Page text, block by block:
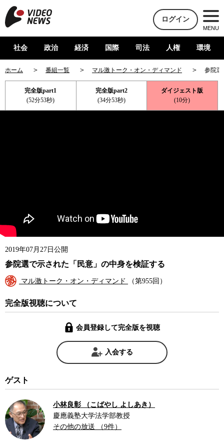
ログイン
MENU
社会 政治 経済 国際 司法 人権 環境
ホーム 番組一覧 マル激トーク・オン・ディマンド 参院選
完全版part1
(52分53秒)
完全版part2
(34分53秒)
ダイジェスト版
(10分)
2019年07月27日公開
参院選で示された「民意」の中身を検証する
マル激トーク・オン・ディマンド （第955回）
完全版視聴について
会員登録して完全版を視聴
入会する
ゲスト
小林良彰 （こばやし よしあき）
慶應義塾大学法学部教授
その他の放送 （9件）